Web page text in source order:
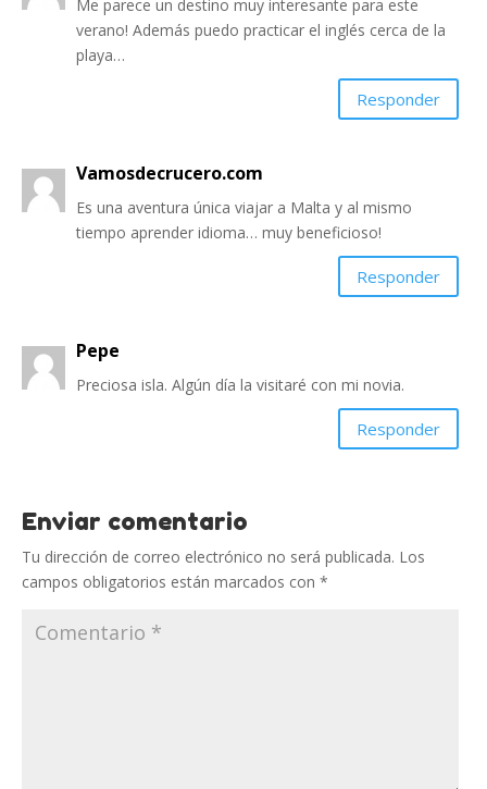
Me parece un destino muy interesante para este
verano! Además puedo practicar el inglés cerca de la
playa…
Responder
Vamosdecrucero.com
Es una aventura única viajar a Malta y al mismo
tiempo aprender idioma… muy beneficioso!
Responder
Pepe
Preciosa isla. Algún día la visitaré con mi novia.
Responder
Enviar comentario
Tu dirección de correo electrónico no será publicada. Los
campos obligatorios están marcados con *